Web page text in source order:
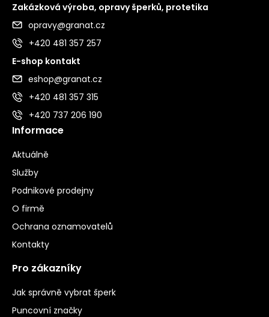
Zakázková výroba, opravy šperků, protetika
opravy@granat.cz
+420 481 357 257
E-shop kontakt
eshop@granat.cz
+420 481 357 315
+420 737 206 190
Informace
Aktuálně
Služby
Podnikové prodejny
O firmě
Ochrana oznamovatelů
Kontakty
Pro zákazníky
Jak správně vybrat šperk
Puncovní značky